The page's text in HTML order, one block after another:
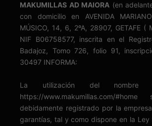
MAKUMILLAS AD MAIORA (en
con domicilio en AVENIDA
MÚSICO, 14, 6, 2ºA, 28907, GETAFE (
NIF B06758577, inscrita en el
Badajoz, Tomo 726, folio 91,
30497 INFORMA:
La utilización del nombre
https://www.makumillas.com/
debidamente registrado por la
garantías, tal y como dispone en la Ley